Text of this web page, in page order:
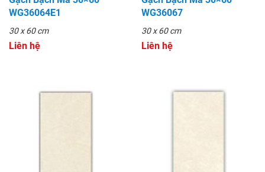
WG36064E1
30 x 60 cm
Liên hệ
WG36067
30 x 60 cm
Liên hệ